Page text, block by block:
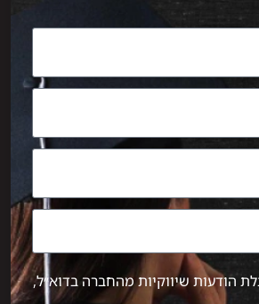
הודעות שיווקיות מהחברה בדוא״ל,